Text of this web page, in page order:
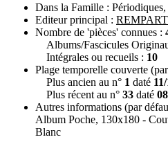
Dans la Famille : Périodiques,
Editeur principal :
Nombre de 'pièces' connues :
Albums/Fascicules
Intégrales ou recueils : 10
Plage temporelle couverte
Plus ancien au n° 1 daté
Plus récent au n° 33 daté
Autres informations (par
Album Poche, 130x180 -
Blanc